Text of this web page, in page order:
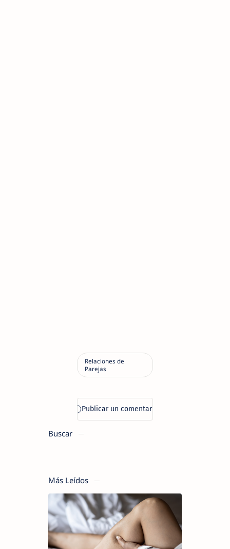
Buscar
Más Leídos